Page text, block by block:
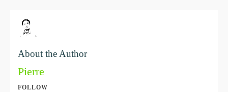
About the Author
Pierre
FOLLOW